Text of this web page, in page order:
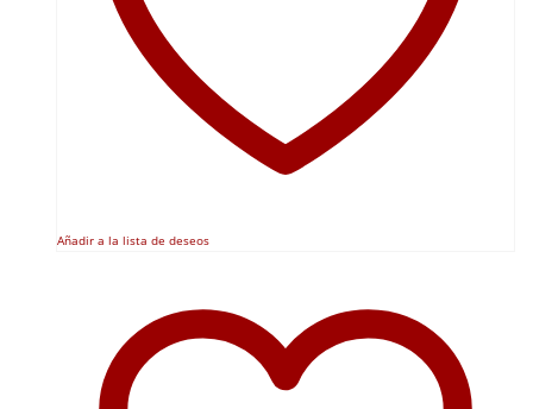
Añadir a la lista de deseos